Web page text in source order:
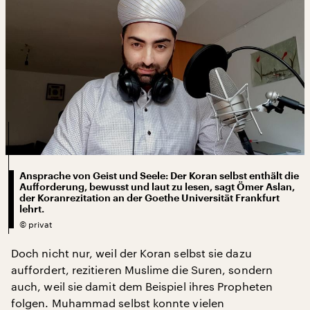
Ansprache von Geist und Seele: Der Koran selbst enthält die
Aufforderung, bewusst und laut zu lesen, sagt Ömer Aslan,
der Koranrezitation an der Goethe Universität Frankfurt
lehrt.
© privat
Doch nicht nur, weil der Koran selbst sie dazu
auffordert, rezitieren Muslime die Suren, sondern
auch, weil sie damit dem Beispiel ihres Propheten
folgen. Muhammad selbst konnte vielen